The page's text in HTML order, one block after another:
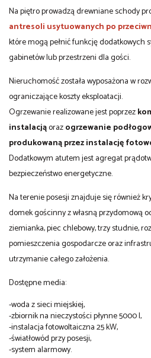
Na piętro prowadzą drewniane schody
antresoli usytuowanych po
które mogą pełnić funkcję dodatkowych
gabinetów lub przestrzeni dla gości.
Nieruchomość została wyposażona w
ograniczające koszty eksploatacji.
Ogrzewanie realizowane jest poprzez
instalacjąorazogrzewanie
produkowaną przez instalację
Dodatkowym atutem jest agregat
bezpieczeństwo energetyczne.
Na terenie posesji znajduje się również
domek gościnny z własną przydomową
ziemianka, piec chlebowy, trzy studnie,
pomieszczenia gospodarcze oraz
utrzymanie całego założenia.
Dostępne media:
-woda z sieci miejskiej,
-zbiornik na nieczystości płynne 5000 l,
-instalacja fotowoltaiczna 25 kW,
-światłowód przy posesji,
-system alarmowy.